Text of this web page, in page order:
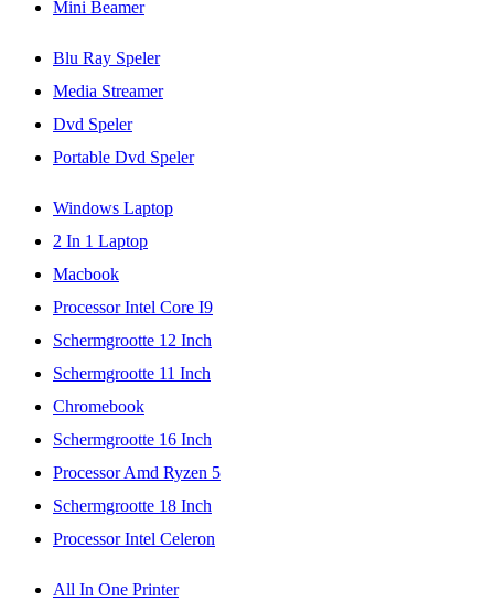
Mini Beamer
Blu Ray Speler
Media Streamer
Dvd Speler
Portable Dvd Speler
Windows Laptop
2 In 1 Laptop
Macbook
Processor Intel Core I9
Schermgrootte 12 Inch
Schermgrootte 11 Inch
Chromebook
Schermgrootte 16 Inch
Processor Amd Ryzen 5
Schermgrootte 18 Inch
Processor Intel Celeron
All In One Printer